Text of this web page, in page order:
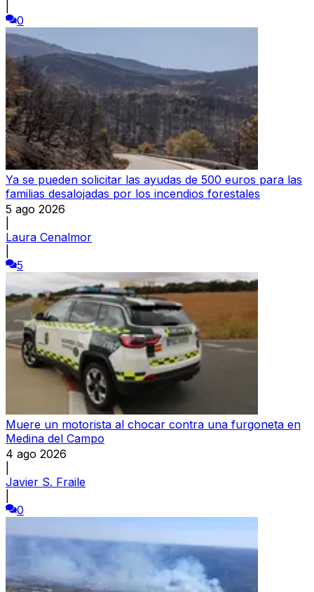
0
Ya se pueden solicitar las ayudas de 500 euros para las
familias desalojadas por los incendios forestales
5 ago 2026
Laura Cenalmor
5
Muere un motorista al chocar contra una furgoneta en
Medina del Campo
4 ago 2026
Javier S. Fraile
0